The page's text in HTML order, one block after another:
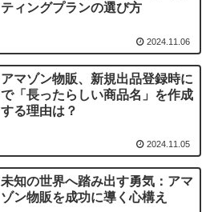
ティングプランの選び方
2024.11.06
アマゾン物販、新規出品登録時に
で「長ったらしい商品名」を作成
する理由は？
2024.11.05
未知の世界へ踏み出す勇気：アマ
ゾン物販を成功に導く心構え